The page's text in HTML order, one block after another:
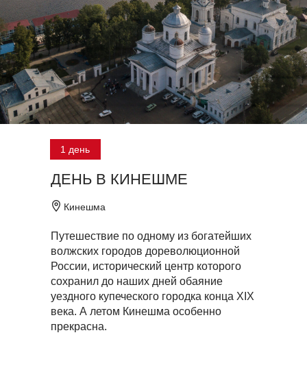
Путешествие по одному из богатейших
волжских городов дореволюционной
России, исторический центр которого
сохранил до наших дней обаяние
уездного купеческого городка конца XIX
века. А летом Кинешма особенно
прекрасна.
Кинешма
ДЕНЬ В КИНЕШМЕ
1 день